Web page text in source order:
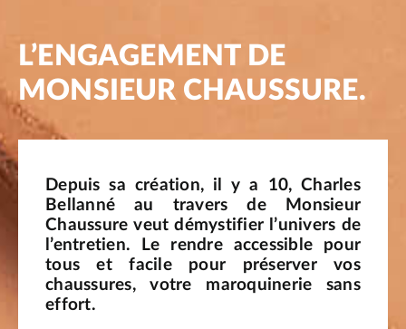
L’ENGAGEMENT DE
MONSIEUR CHAUSSURE.
Depuis sa création, il y a 10, Charles
Bellanné au travers de Monsieur
Chaussure veut démystifier l’univers de
l’entretien. Le rendre accessible pour
tous et facile pour préserver vos
chaussures, votre maroquinerie sans
effort.